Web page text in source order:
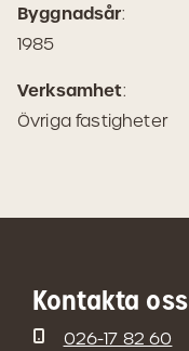
Byggnadsår:
1985
Verksamhet:
Övriga fastigheter
Kontakta oss
026-17 82 60